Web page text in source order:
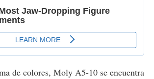
de colores, Moly A5-10 se encuentra